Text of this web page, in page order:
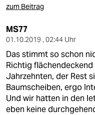
zum Beitrag
MS77
01.10.2019 , 02:44 Uhr
Das stimmt so schon
Richtig
Jahrzehnten, der Rest
Baumscheiben, ergo
Und wir hatten in den
eben keine